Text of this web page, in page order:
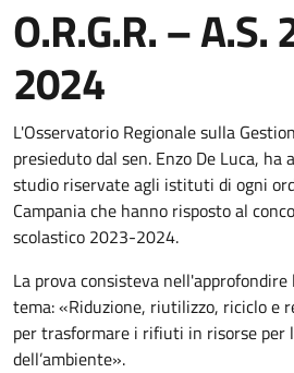
O.R.G.R. – A.S.
2024
L'Osservatorio Regionale sulla
presieduto dal sen. Enzo De Luca, ha
studio riservate agli istituti di ogni
Campania che hanno risposto al
scolastico 2023-2024.
La prova consisteva
tema: «Riduzione, riutilizzo, riciclo e
per trasformare i rifiuti in risorse per
dell’ambiente».